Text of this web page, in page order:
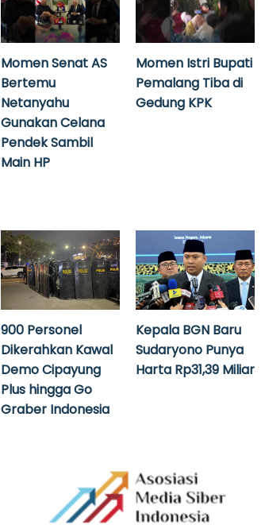
Momen Senat AS
Bertemu
Netanyahu
Gunakan Celana
Pendek Sambil
Main HP
Momen Istri Bupati
Pemalang Tiba di
Gedung KPK
900 Personel
Dikerahkan Kawal
Demo Cipayung
Plus hingga Go
Graber Indonesia
Kepala BGN Baru
Sudaryono Punya
Harta Rp31,39 Miliar